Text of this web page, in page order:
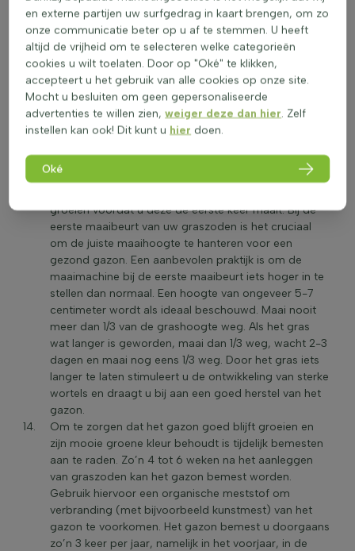
aangelegde gazon te lopen, omdat dit kan leiden tot
verschuiving of inzakken van de zoden, vooral als er
net gesproeid is. Het is het beste om het gras
ongeveer 2 weken met rust te laten en er zo min
mogelijk overheen te lopen. Soms is het echter
noodzakelijk om bijvoorbeeld de sproeier te
verplaatsen. Als dit het geval is, loop dan met grote
passen en vermijd natte delen van het gazon.
alvorens deze voor de eerste keer gemaaid kunnen
worden. Over het algemeen wordt geadviseerd om
groeien voordat u deze de eerste keer maait. Bij de
eerste maaibeurt van uw graszoden is het cruciaal
om de juiste maaihoogte te hanteren voor een
gezond gazon. Een aanbevolen praktijk is om de
maaimachine bij de eerste maaibeurt iets hoger in te
stellen dan normaal. Een hoogte van ongeveer 5-7
centimeter wordt als ideaal beschouwd. Maai nooit
meer dan 1/3 van de grashoogte weg. Als het gras
wat langer is geworden, maai dan 1/3 weg, wacht 2-3
dagen en maai nog eens 1/3 weg. Door het gras iets
langer te laten stimuleert u de ontwikkeling van sterke
wortels en draagt u bij aan een goed herstel van het
gazon.
Om te zorgen dat het gazon goed blijft groeien en
zijn mooie groene kleur behoudt is tijdelijk bemesten
aan te raden. Zo’n 4 tot 6 weken na het aanleggen
van graszoden kan het gazon bemest worden.
Gebruik hiervoor een organische meststof om
verbranding (met bijvoorbeeld kunstmest) van het
gazon te voorkomen. Het gazon bemest u doorgaans
zo’n 3 keer per jaar, namelijk in het voorjaar, in de
en externe partijen uw surfgedrag in kaart brengen, om zo
onze communicatie beter op u af te stemmen. U heeft
altijd de vrijheid om te selecteren welke categorieën
cookies u wilt toelaten. Door op "Oké" te klikken,
accepteert u het gebruik van alle cookies op onze site.
Mocht u besluiten om geen gepersonaliseerde
advertenties te willen zien,weiger deze dan hier. Zelf
instellen kan ook! Dit kunt u hier doen.
Oké